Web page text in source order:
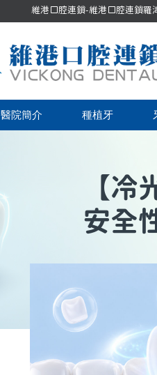
維港口腔連鎖-維港口腔連鎖
醫院簡介 種植牙
【冷
安全